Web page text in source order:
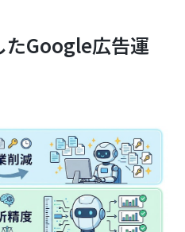
Google広告運